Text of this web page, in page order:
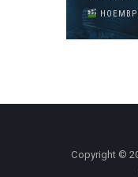
Copyright ©